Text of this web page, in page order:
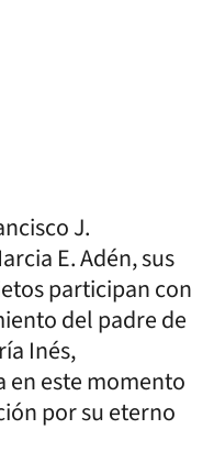
J.
E. Adén, sus
participan con
del padre de
Inés,
en este momento
por su eterno